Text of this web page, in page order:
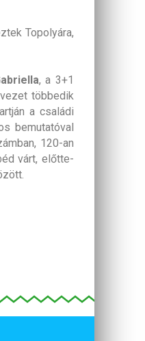
Topolyára,
, a 3+1
többedik
a családi
bemutatóval
120-an
várt, előtte-